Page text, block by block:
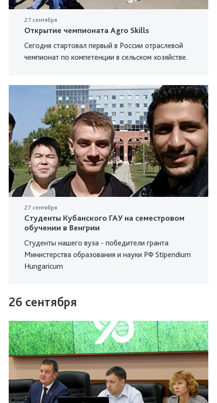
27 сентября
Открытие чемпионата Agro Skills
Сегодня стартовал первый в России отраслевой
чемпионат по компетенции в сельском хозяйстве.
27 сентября
Студенты Кубанского ГАУ на семестровом
обучении в Венгрии
Студенты нашего вуза - победители гранта
Министерства образования и науки РФ Stipendium
Hungaricum
26 сентября